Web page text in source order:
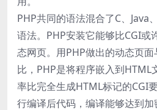
PHP共同的语法混合了C、Java
语法。PHP安装它能够比CGI或
态网页。用PHP做出的动态页
比，PHP是将程序嵌入到HTML
率比完全生成HTML标记的CGI
行编译后代码，编译能够达到